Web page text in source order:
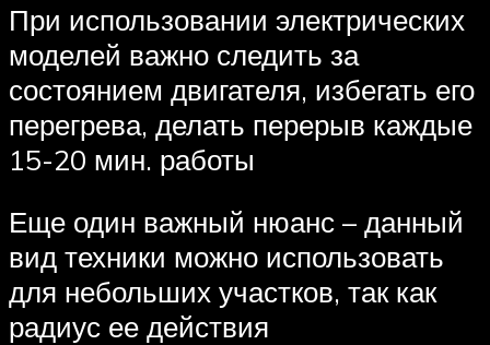
При использовании электрических
моделей важно следить за
состоянием двигателя, избегать его
перегрева, делать перерыв каждые
15-20 мин. работы
Еще один важный нюанс – данный
вид техники можно использовать
для небольших участков, так как
радиус ее действия